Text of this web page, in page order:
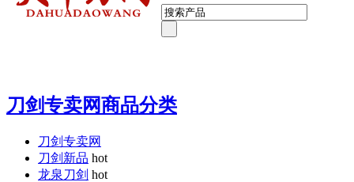
刀剑专卖网商品分类
刀剑专卖网
刀剑新品 hot
龙泉刀剑 hot